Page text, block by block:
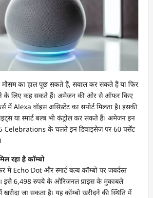
मौसम का हाल पूछ सकते हैं, सवाल कर सकते हैं या फिर
के लिए कह सकते हैं। अमेजन की ओर से ऑफर किए
में Alexa वॉइस असिस्टेंट का सपोर्ट मिलता है। इसकी
या स्मार्ट बल्ब भी कंट्रोल कर सकते हैं। अमेजन इन
Celebrations के चलते इन डिवाइसेज पर 60 पर्सेंट
रहा है कॉम्बो
में Echo Dot और स्मार्ट बल्ब कॉम्बो पर जबर्दस्त
इसे 6,498 रुपये के ओरिजनल प्राइस के मुकाबले
जा सकता है। यह कॉम्बो खरीदने की स्थिति में